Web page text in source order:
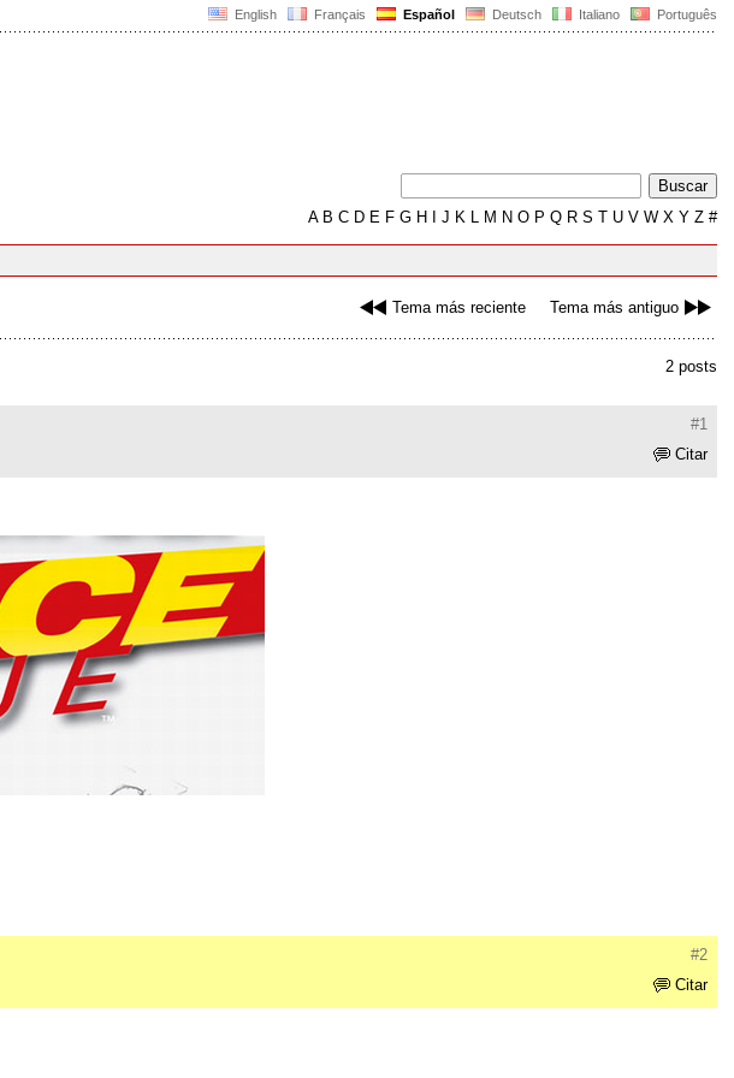
English Français Español Deutsch Italiano Português
AB C D E F G H J K L M N O P Q R S T U V W X Y Z #
Tema más reciente Tema más antiguo
2 posts
#1
Citar
#2
Citar